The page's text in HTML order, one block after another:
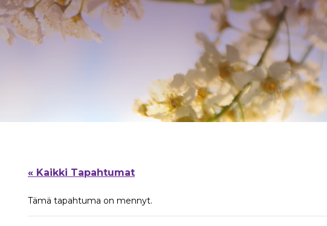
« Kaikki Tapahtumat
Tämä tapahtuma on mennyt.